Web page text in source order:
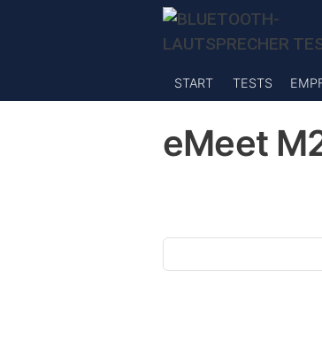
START TESTS
eMeet